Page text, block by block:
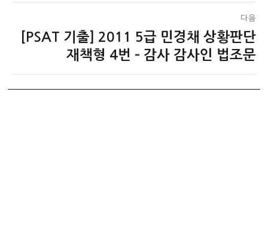
다음
[PSAT 기출] 2011 5급 민경채 상황판단
재책형 4번 – 감사 감사인 법조문